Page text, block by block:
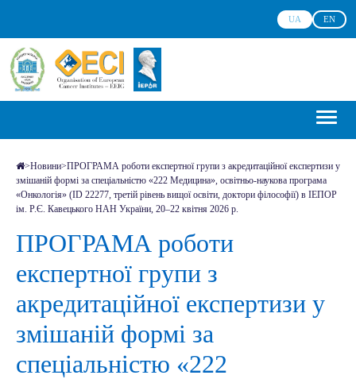
UA EN
>Новини>ПРОГРАМА роботи експертної групи з акредитаційної експертизи у
змішаній формі за спеціальністю «222 Медицина», освітньо-наукова програма
«Онкологія» (ID 22277, третій рівень вищої освіти, доктори філософії) в ІЕПОР
ім. Р.Є. Кавецького НАН України, 20–22 квітня 2026 р.
ПРОГРАМА роботи
експертної групи з
акредитаційної експертизи у
змішаній формі за
спеціальністю «222